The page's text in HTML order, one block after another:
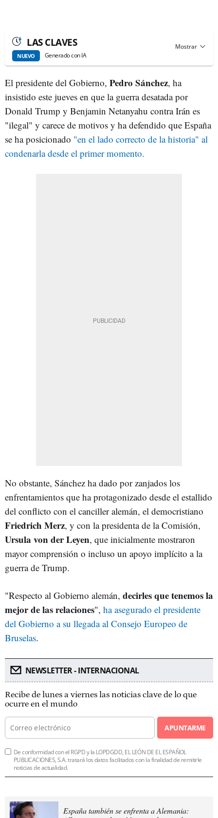
LAS CLAVES
NUEVO Generado con IA
El presidente del Gobierno, Pedro Sánchez, ha
insistido este jueves en que la guerra desatada por
Donald Trump y Benjamin Netanyahu contra Irán es
"ilegal" y carece de motivos y ha defendido que España
se ha posicionado "en el lado correcto de la historia" al
condenarla desde el primer momento.
No obstante, Sánchez ha dado por zanjados los
enfrentamientos que ha protagonizado desde el estallido
del conflicto con el canciller alemán, el democristiano
Friedrich Merz, y con la presidenta de la Comisión,
Ursula von der Leyen, que inicialmente mostraron
mayor comprensión o incluso un apoyo implícito a la
guerra de Trump.
"Respecto al Gobierno alemán, decirles que tenemos la
mejor de las relaciones", ha asegurado el presidente
del Gobierno a su llegada al Consejo Europeo de
Bruselas.
NEWSLETTER - INTERNACIONAL
Recibe de lunes a viernes las noticias clave de lo que
ocurre en el mundo
APUNTARME
De conformidad con el RGPD y la LOPDGDD, EL LEÓN DE EL ESPAÑOL
PUBLICACIONES, S.A. tratará los datos facilitados con la finalidad de remitirle
noticias de actualidad.
España también se enfrenta a Alemania: